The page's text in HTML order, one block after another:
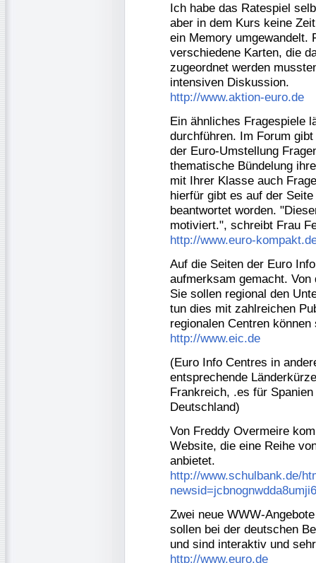
Ich habe das Ratespiel
aber in dem Kurs keine
ein Memory umgewandelt.
verschiedene Karten, die
zugeordnet werden
intensiven Diskussion.
http://www.aktion-euro.de
Ein ähnliches Fragespiele
durchführen. Im Forum
der Euro-Umstellung
thematische Bündelung
mit Ihrer Klasse auch
hierfür gibt es auf der
beantwortet worden.
motiviert.", schreibt Frau
http://www.euro-
Auf die Seiten der Euro
aufmerksam gemacht.
Sie sollen regional den
tun dies mit zahlreichen
regionalen Centren
http://www.eic.de
(Euro Info Centres in
entsprechende
Frankreich, .es für
Deutschland)
Von Freddy Overmeire
Website, die eine Reihe
anbietet.
http://www.schulbank.de/
Zwei neue WWW-
sollen bei der deutschen
und sind interaktiv und
http://www.euro.de